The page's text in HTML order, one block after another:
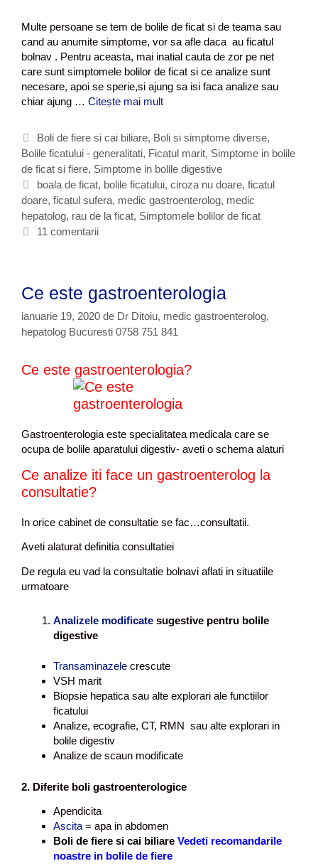
Multe persoane se tem de bolile de ficat si de teama sau
cand au anumite simptome, vor sa afle daca au ficatul
bolnav . Pentru aceasta, mai inatial cauta de zor pe net
care sunt simptomele bolilor de ficat si ce analize sunt
necesare, apoi se sperie,si ajung sa isi faca analize sau
chiar ajung … Citește mai mult
m
e
s
i
s
i
m
c
e
r
a
t
a
a
c
t
f
a
C
a
t
e
g
o
r
Boli de fiere si cai biliare, Boli si simptome diverse,
Bolile ficatului - generalitati, Ficatul marit, Simptome in bolile
de ficat si fiere, Simptome in bolile digestive
E
t
i
c
e
boala de ficat, bolile ficatului, ciroza nu doare, ficatul
doare, ficatul sufera, medic gastroenterolog, medic
hepatolog, rau de la ficat, Simptomele bolilor de ficat
11 comentarii
Ce este gastroenterologia
ianuarie 19, 2020 de Dr Ditoiu, medic gastroenterolog,
hepatolog Bucuresti 0758 751 841
Ce este gastroenterologia?
Gastroenterologia este specialitatea medicala care se
ocupa de bolile aparatului digestiv- aveti o schema alaturi
Ce analize iti face un gastroenterolog la
consultatie?
In orice cabinet de consultatie se fac…consultatii.
Aveti alaturat definitia consultatiei
De regula eu vad la consultatie bolnavi aflati in situatiile
urmatoare
Analizele modificate sugestive pentru bolile
digestive
Transaminazele crescute
VSH marit
Biopsie hepatica sau alte explorari ale functiilor
ficatului
Analize, ecografie, CT, RMN sau alte explorari in
bolile digestiv
Analize de scaun modificate
2. Diferite boli gastroenterologice
Apendicita
Ascita = apa in abdomen
Boli de fiere si cai biliare Vedeti recomandarile
noastre in bolile de fiere